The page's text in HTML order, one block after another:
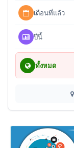
เดือนที่แล้ว
ปีนี้
ทั้งหมด